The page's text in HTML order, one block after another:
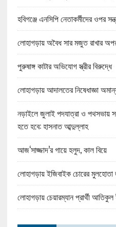
হবিগঞ্জে এনসিপি নেতাকর্মীদের ওপর
লোহাগড়ায় অবৈধ সার মজুত রাখার
পুরুষাঙ্গ কাটার অভিযোগ স্ত্রীর বিরুদ্ধে
লোহাগড়ায় আদালতের নিষেধাজ্ঞা
নড়াইলে জুলাই পদযাত্রা ও পথসভায়
হতে হবে: হাসনাত আব্দুল্লাহ
আজ‘সাজ্জাদ’র গায়ে হলুদ, কাল বিয়ে
লোহাগড়ায় ইজিবাইক চোরের
লোহাগড়ায় চেয়ারম্যান প্রার্থী